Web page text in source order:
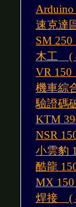
速克達
SM
木工 (
VR
機車綜
驗證碼
KTM
NSR
小雲豹
酷龍
MX
焊接 (